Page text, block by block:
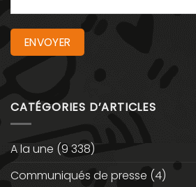
CATÉGORIES D’ARTICLES
A la une (9 338)
Communiqués de presse (4)